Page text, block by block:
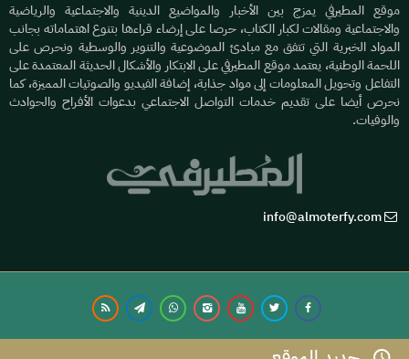
موقع المطيرفي يمزج بين الأخبار والمواضيع الدينية والاجتماعية والرياضية
والاجتماعية ومقالات لكبار الكتاب، حرصا على إرضاء قراءها بتنوع اهتماماته بجانب
المواد الخبرية التي تتفق مع مبادئ الموضوعية والتنوير والوسطية ونحرص على
اللحمة الوطنية، يعتمد موقع المطيرفي على الابتكار والأشكال الحديثة المعتمدة على
التفاعل وتحويل المعلومات إلى مواد جذابة، إضافة الفيديو والصوتيات المميزة، كما
نحرص أيضا على تقديم خدمات التواصل الاجتماعي بدعوات الأفراح والحوادث
والوفيات.
info@almoterfy.com